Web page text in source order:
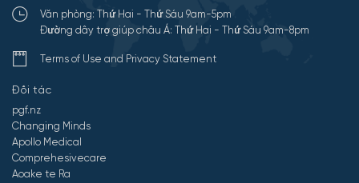
Văn phòng: Thứ Hai - Thứ Sáu 9am-5pm
Đường dây trợ giúp châu Á: Thứ Hai - Thứ Sáu 9am-8pm
Terms of Use and Privacy Statement
Đối tác
pgf.nz
Changing Minds
Apollo Medical
Comprehesivecare
Aoake te Ra